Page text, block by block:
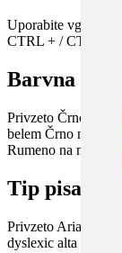
Uporabite vgrajeno
CTRL + / CTRL -
Barvna
Privzeto Črno na
belem Črno na
Rumeno na modrem
Tip pisave
Privzeto Arial
dyslexic alta